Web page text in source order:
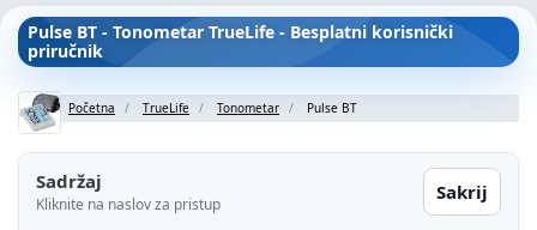
Pulse BT - Tonometar TrueLife - Besplatni korisnički
priručnik
Početna TrueLife Tonometar Pulse BT
Sadržaj
Kliknite na naslov za pristup
Sakrij